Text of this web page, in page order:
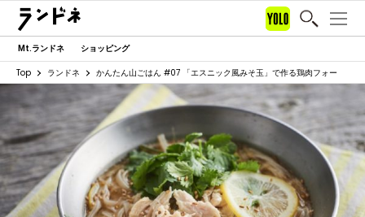
Mt.ランドネ ショッピング
Top ランドネ かんたん山ごはん #07 「エスニック風みそ玉」で作る鶏肉フォー